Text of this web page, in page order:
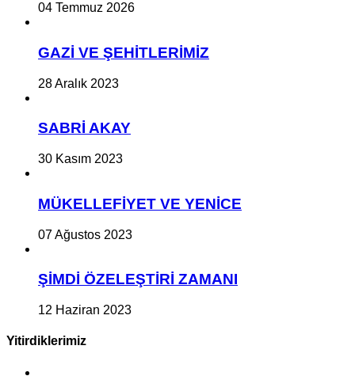
04 Temmuz 2026
GAZİ VE ŞEHİTLERİMİZ
28 Aralık 2023
SABRİ AKAY
30 Kasım 2023
MÜKELLEFİYET VE YENİCE
07 Ağustos 2023
ŞİMDİ ÖZELEŞTİRİ ZAMANI
12 Haziran 2023
Yitirdiklerimiz